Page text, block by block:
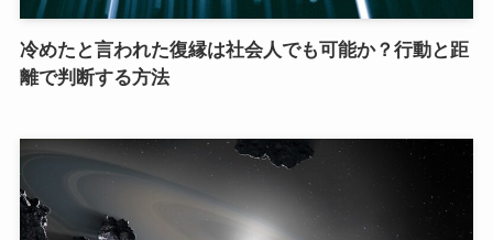
冷めたと言われた復縁は社会人でも可能か？行動と距
離で判断する方法